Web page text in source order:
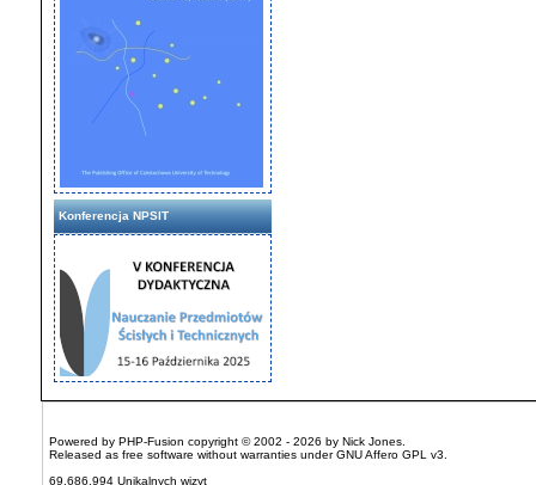
Konferencja NPSIT
Powered by PHP-Fusion copyright © 2002 - 2026 by Nick Jones.
Released as free software without warranties underGNU Affero GPL
v3.
69,686,994 Unikalnych wizyt